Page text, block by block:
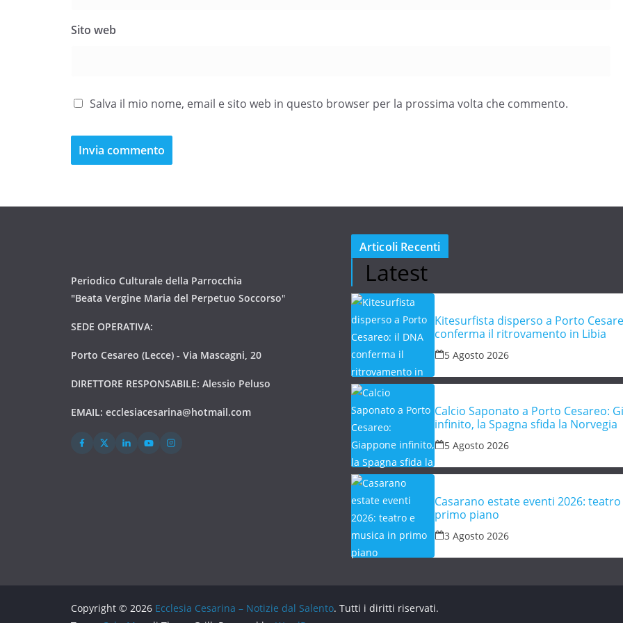
Sito web
Salva il mio nome, email e sito web in questo browser per la prossima volta che commento.
Periodico Culturale della Parrocchia
"Beata Vergine Maria del Perpetuo Soccorso"
SEDE OPERATIVA:
Porto Cesareo (Lecce) - Via Mascagni, 20
DIRETTORE RESPONSABILE: Alessio Peluso
EMAIL: ecclesiacesarina@hotmail.com
Articoli Recenti
Latest
Kitesurfista disperso a Porto
conferma il ritrovamento in Libia
5 Agosto 2026
Calcio Saponato a Porto Cesareo:
infinito, la Spagna sfida la Norvegia
5 Agosto 2026
Casarano estate eventi 2026:
primo piano
3 Agosto 2026
Copyright © 2026 Ecclesia Cesarina – Notizie dal Salento. Tutti i diritti riservati.